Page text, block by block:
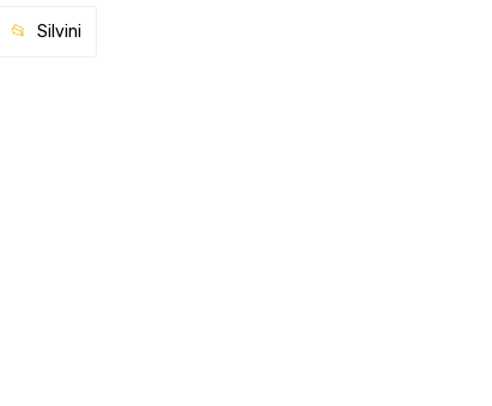
Silvini